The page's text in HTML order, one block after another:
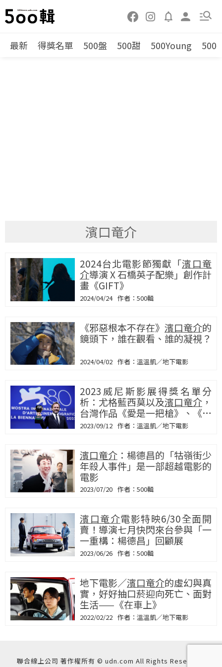
最新 得獎名單 500盤 500甜 500Young 500
濱口竜介
2024台北電影節獨獻「濱口竜
介導演 X 石橋英子配樂」創作計
畫《GIFT》
2024/04/24 500輯
《邪惡根本不存在》 濱口竜介的
鏡頭下，誰在觀看、誰的凝視？
2024/04/02 溫溫凱／地下電影
2023威尼斯影展得獎名單分
析：尤格藍西莫以及濱口竜介 ，
台灣作品《愛是一把槍》、《五
月雪》的影像語言
2023/09/12 溫溫凱／地下電影
濱口竜介 ：楊德昌的「牯嶺街少
年殺人事件」是一部超越電影的
電影
2023/07/20 500輯
濱口竜介電影特映6/30全面開
賣！導演七月快閃來台參與「一
一重構：楊德昌」回顧展
2023/06/26 500輯
地下電影／濱口竜介的虛幻與真
實，好好抽口菸迎向死亡、面對
生活——《在車上》
2022/02/22 溫溫凱／地下電影
聯合線上公司 著作權所有 © udn.com All Rights Reserved.